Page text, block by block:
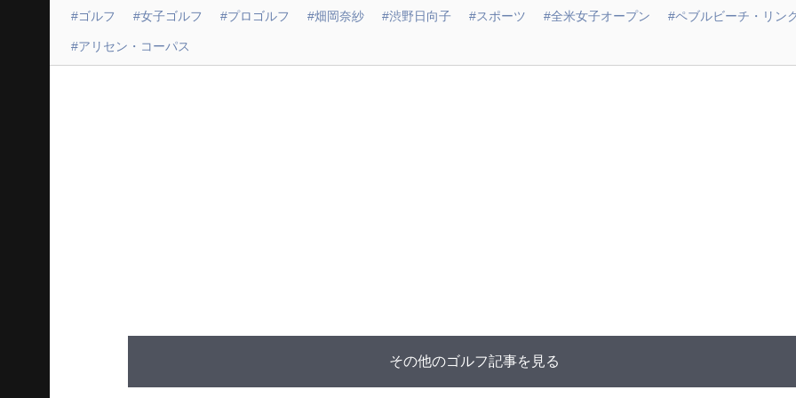
#ゴルフ #女子ゴルフ #プロゴルフ #畑岡奈紗 #渋野日向子 #スポーツ #全米女子オープン #ペブルビーチ・リン
#アリセン・コーパス
その他のゴルフ記事を見る